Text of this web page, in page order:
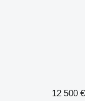
12 500 €